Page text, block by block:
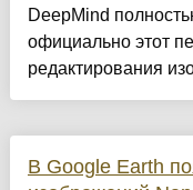
DeepMind
официально этот
редактирования
В Google Earth